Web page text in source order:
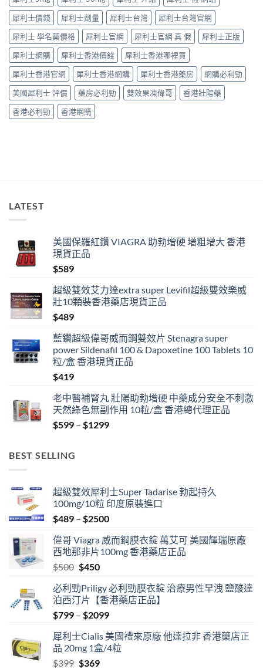
中
捉
——
藥
師：
九
成
「冇
效」
投
訴，
其
實
掂〉
犀利士價錢
犀利士劑量 犀利士台灣
犀利士台灣官網
犀利士 學名藥價格
犀利士官網 犀利士官網 真 假
犀利士正版
犀利士網購
犀利士香港價錢
犀利士香港哪裡買
犀利士香港官網
犀利士香港網購 犀利士香港藥房
網購必利勁
美國犀利士 評價
藥房必利勁 雙效果凍偉哥
香港壯陽藥
香港必利勁
香港網購
LATEST
美國保羅紅鑽 VIAGRA 助勃增硬 增粗增大 香港
現貨正品
$589
超級雙效艾力達extra super Levifil超級雙效樂威
壯10顆裝香港藥店現貨正品
$489
藍鑽超級偉哥威而鋼雙效片 Stenagra super
power Sildenafil 100 & Dapoxetine 100 Tablets 10
粒/盒 香港現貨正品
$419
老中醫補腎丸 壯陽助勃增硬 中藥成分安全不刺激
天然綠色無副作用 10粒/盒 香港總代理正品
$599 – $1299Price
BEST SELLING
超級雙效犀利士Super Tadarise 勃起持久
100mg/10粒 印度原裝進口
$489 – $2500Price
$489
through
偉哥 Viagra 威而鋼膜衣錠 萬艾可 美國輝瑞原廠
西地那非片100mg 香港藥店正品
$500 Original
was:
$500.
$450Current
is:
$450.
必利勁Priligy 必利勁膜衣錠 治療男性早洩 鹽酸達
泊西汀片【香港藥店正品】
$799 – $2099Price
$799
through
犀利士Cialis 美國禮來原廠 他達拉非 香港藥店正
品 20mg 1盒/4粒
$399 Original
$369Current